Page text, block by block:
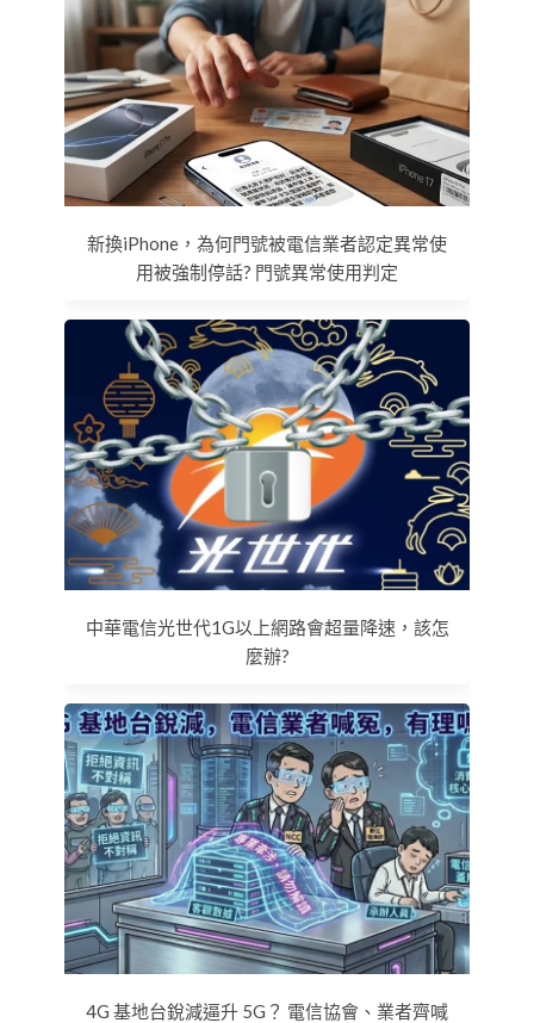
新換iPhone，為何門號被電信業者認定異常使
用被強制停話? 門號異常使用判定
中華電信光世代1G以上網路會超量降速，該怎
麼辦?
4G 基地台銳減逼升 5G？ 電信協會、業者齊喊